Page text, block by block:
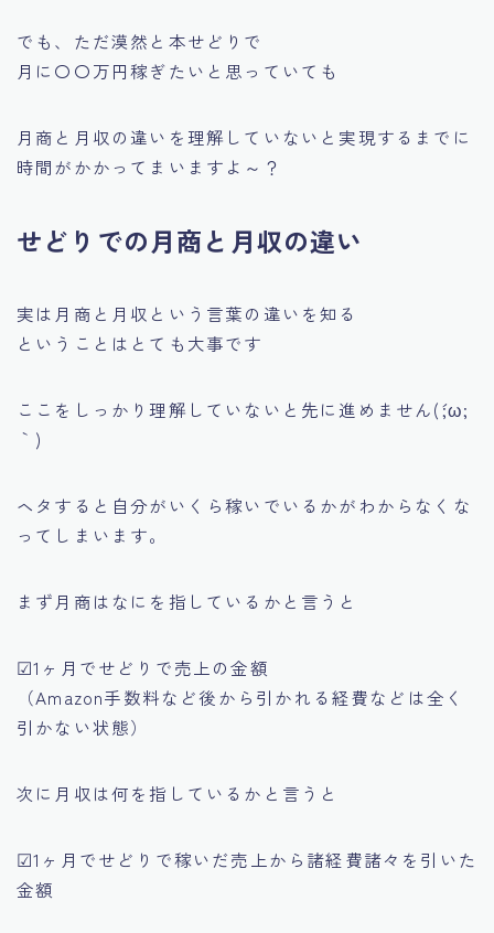
でも、ただ漠然と本せどりで
月に〇〇万円稼ぎたいと思っていても
月商と月収の違いを理解していないと実現するまでに
時間がかかってまいますよ～？
せどりでの月商と月収の違い
実は 月商と月収という言葉の違いを知る
ということはとても大事です
ここをしっかり理解していないと先に進めません(´;ω;
｀)
ヘタすると自分がいくら稼いでいるかがわからなくな
ってしまいます。
まず月商はなにを指しているかと言うと
☑1ヶ月でせどりで売上の金額
（Amazon手数料など後から引かれる経費などは全く
引かない状態）
次に月収は何を指しているかと言うと
☑1ヶ月でせどりで稼いだ売上から諸経費諸々を引いた
金額